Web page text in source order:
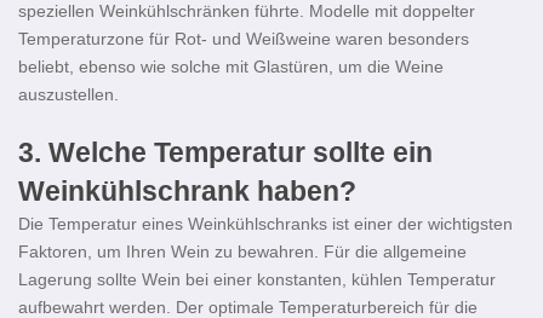
speziellen Weinkühlschränken führte. Modelle mit doppelter
Temperaturzone für Rot- und Weißweine waren besonders
beliebt, ebenso wie solche mit Glastüren, um die Weine
auszustellen.
3. Welche Temperatur sollte ein
Weinkühlschrank haben?
Die Temperatur eines Weinkühlschranks ist einer der wichtigsten
Faktoren, um Ihren Wein zu bewahren. Für die allgemeine
Lagerung sollte Wein bei einer konstanten, kühlen Temperatur
aufbewahrt werden. Der optimale Temperaturbereich für die